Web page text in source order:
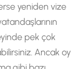
yeniden vize
pek çok
Ancak oy